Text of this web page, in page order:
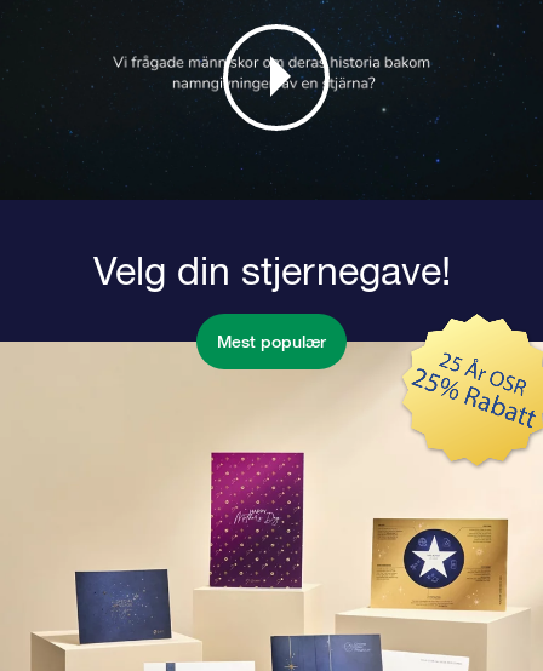
Velg din stjernegave!
Mest populær